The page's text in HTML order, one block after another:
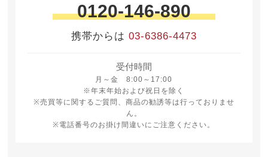
0120-146-890
携帯からは 03-6386-4473
受付時間
月～金 8:00～17:00
月曜日から金曜日 8時から17時
※年末年始および祝日を除く
※売買等に関するご質問、商品の勧誘等は行っておりませ
ん。
※電話番号のお掛け間違いにご注意ください。